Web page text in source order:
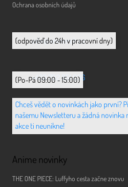
Ochrana osobních údajů
info@animerch.cz
(odpověď do 24h v pracovní dny)
+420 702 851 036
(Po-Pá 09:00 - 15:00)
Chceš vědět o novinkách jako první?
našemu Newsletteru a žádná novinka
akce ti neunikne!
Anime novinky
THE ONE PIECE: Luffyho cesta začne znovu